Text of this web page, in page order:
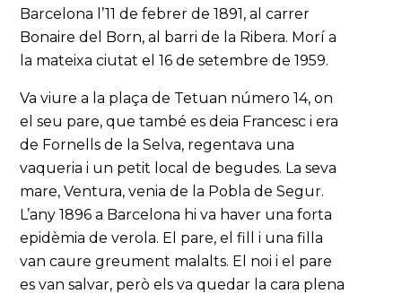
Barcelona l’11 de febrer de 1891, al carrer
Bonaire del Born, al barri de la Ribera. Morí a
la mateixa ciutat el 16 de setembre de 1959.
Va viure a la plaça de Tetuan número 14, on
el seu pare, que també es deia Francesc i era
de Fornells de la Selva, regentava una
vaqueria i un petit local de begudes. La seva
mare, Ventura, venia de la Pobla de Segur.
L’any 1896 a Barcelona hi va haver una forta
epidèmia de verola. El pare, el fill i una filla
van caure greument malalts. El noi i el pare
es van salvar, però els va quedar la cara plena